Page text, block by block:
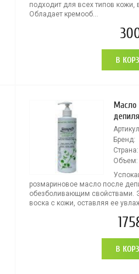
подходит для всех типов кожи,
Обладает кремооб...
В
Масло
Бренд:
Страна:
Объем:
розмариновое масло после
обезболивающим свойствами.
воска с кожи, оставляя ее
В